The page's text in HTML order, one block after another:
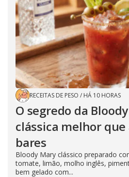
RECEITAS DE PESO / HÁ 10 HORAS
O segredo da
clássica melhor
bares
Bloody Mary clássico preparado
tomate, limão, molho inglês,
bem gelado com...